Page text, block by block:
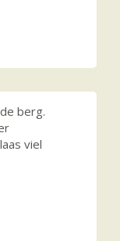
berg.
viel